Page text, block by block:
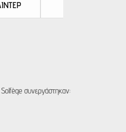
συνεργάστηκαν: